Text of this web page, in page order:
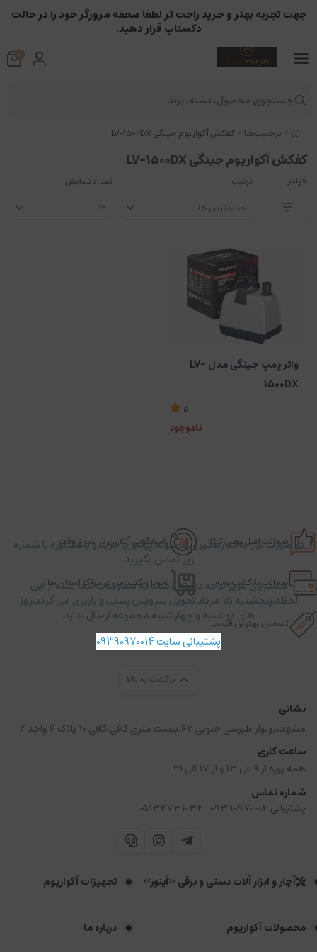
برچسب‌ها کفکش آکواریوم جینگی LV-1500DX
کفکش آکواریوم جینگی LV-1500DX
فیلتر ترتیب تعداد نمایش
واتر پمپ جینگی مدل LV-
1500DX
5
ناموجود
ضمانت اصل بودن کالا پاسخگویی آنلاین در اسرع وقت
ضمانت بازگشت وجه تحویل اکسپرس در مراکز استان ها
تضمین بهترین قیمت
برگشت به بالا
نشانی
مشهد،بولوار طبرسی جنوبی 62،بیست متری کافی،کافی 10 پلاک 4 واحد 2
ساعت کاری
همه روزه از 9 الی 13 و از 17 الی 21
شماره تماس
پشتیبانی 09390970014
05132731032
آچار و ابزار آلات دستی و برقی <<آینور>> تجهیزات آکواریوم
محصولات آکواریوم درباره ما
جهت تجربه بهتر و خرید راحت تر لطفا صحفه مرورگر خود را در حالت
دکستاپ قرار دهید.
0
جستجوی محصول، دسته، برند...
در صورت نیاز به کد رهگیری مرسوله،پیگیری خرید و یا مشاوره با شماره
زیر تماس بگیرید.
مشتریان عزیز توجه داشته باشند که سفارشات ثبت شده از این
لحظه،پنجشنبه ۱۵ مرداد تحویل سرویس پستی و باربری می گردد،روز
های دوشنبه و چهارشنبه مجموعه ارسال ندارد.
پشتیبانی سایت 09390970014